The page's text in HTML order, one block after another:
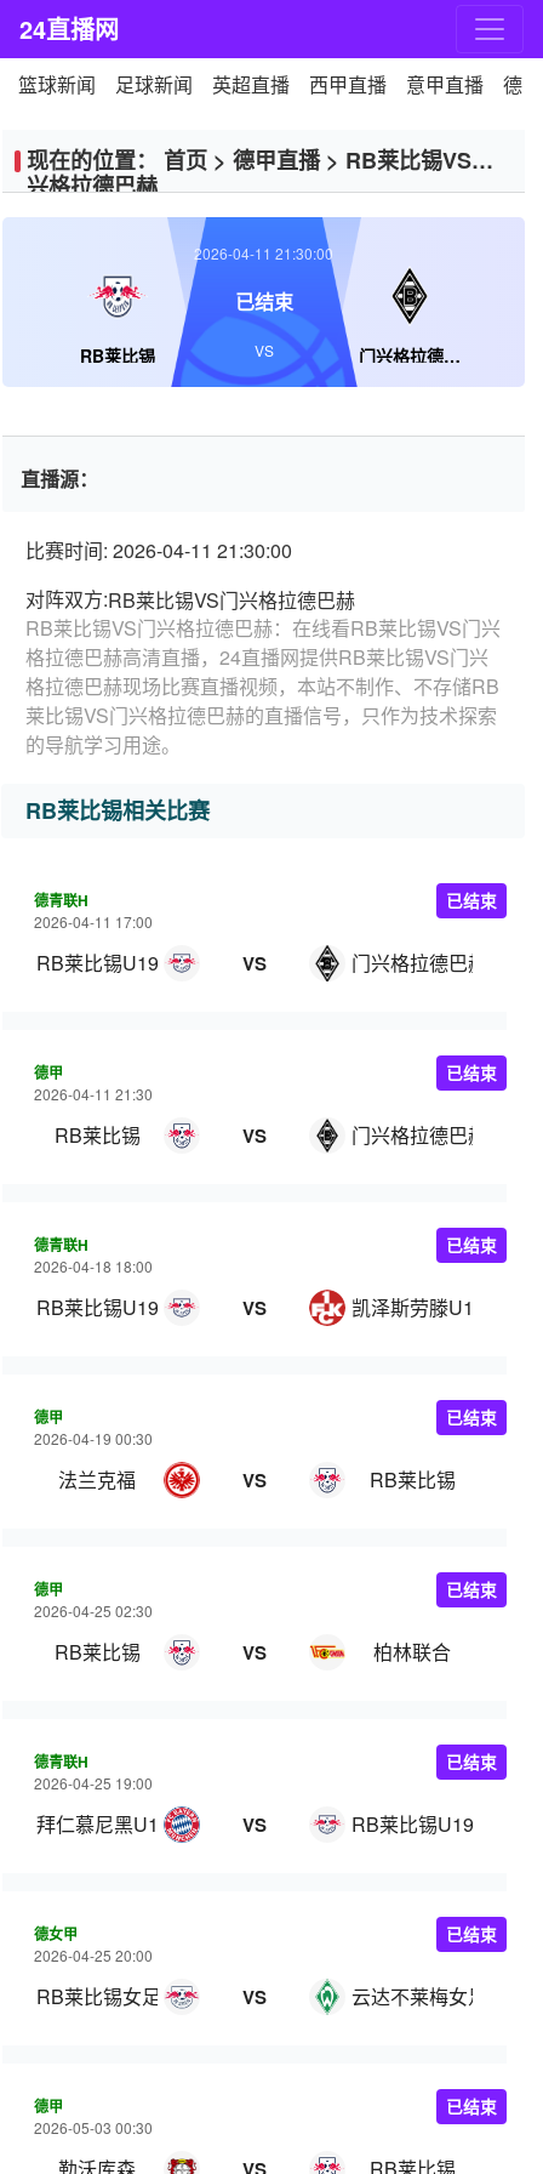
24直播网
篮球新闻 足球新闻 英超直播 西甲直播 意甲直播 德
现在的位置： 首页 > 德甲直播> RB莱比锡VS门
兴格拉德巴赫
RB莱比锡 门兴格拉德巴赫
2026-04-11 21:30:00
已结束
VS
直播源：
比赛时间: 2026-04-11 21:30:00
对阵双方:RB莱比锡VS门兴格拉德巴赫
RB莱比锡VS门兴格拉德巴赫：在线看RB莱比锡VS门兴
格拉德巴赫高清直播，24直播网提供RB莱比锡VS门兴
格拉德巴赫现场比赛直播视频，本站不制作、不存储RB
莱比锡VS门兴格拉德巴赫的直播信号，只作为技术探索
的导航学习用途。
RB莱比锡相关比赛
德青联H
2026-04-11 17:00
RB莱比锡U19 VS 门兴格拉德巴赫U19
已结束
德甲
2026-04-11 21:30
RB莱比锡 VS 门兴格拉德巴赫
已结束
德青联H
2026-04-18 18:00
RB莱比锡U19 VS 凯泽斯劳滕U19
已结束
德甲
2026-04-19 00:30
法兰克福 VS RB莱比锡
已结束
德甲
2026-04-25 02:30
RB莱比锡 VS 柏林联合
已结束
德青联H
2026-04-25 19:00
拜仁慕尼黑U19 VS RB莱比锡U19
已结束
德女甲
2026-04-25 20:00
RB莱比锡女足 VS 云达不莱梅女足
已结束
德甲
2026-05-03 00:30
已结束